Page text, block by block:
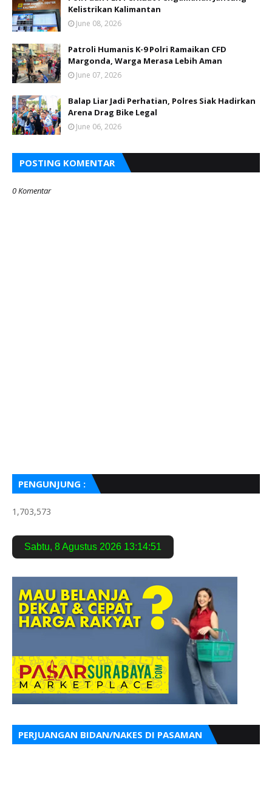
Kelistrikan Kalimantan
June 08, 2026
Patroli Humanis K-9 Polri Ramaikan CFD
Margonda, Warga Merasa Lebih Aman
June 07, 2026
Balap Liar Jadi Perhatian, Polres Siak Hadirkan
Arena Drag Bike Legal
June 06, 2026
POSTING KOMENTAR
0 Komentar
PENGUNJUNG :
1,703,573
Sabtu, 8 Agustus 2026 13:14:52
PERJUANGAN BIDAN/NAKES DI PASAMAN